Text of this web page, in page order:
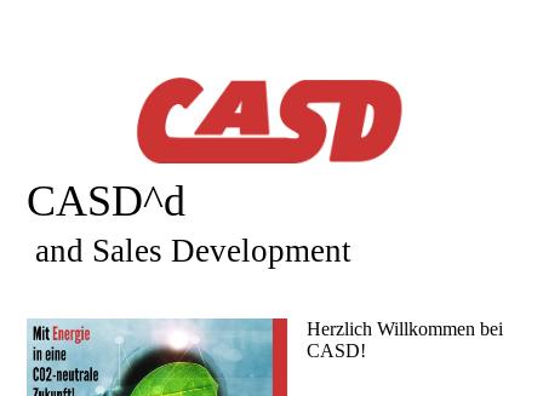
CASD^d
and Sales Development
Herzlich Willkommen bei
CASD!